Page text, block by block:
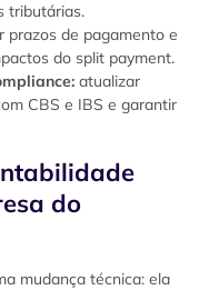
tributárias.
prazos de pagamento e
do split payment.
atualizar
CBS e IBS e garantir
do
mudança técnica: ela